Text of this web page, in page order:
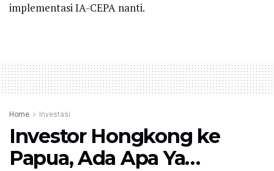
implementasi IA-CEPA nanti.
Home Investasi
Investor Hongkong ke
Papua, Ada Apa Ya…